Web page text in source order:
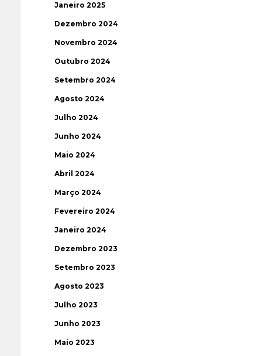
Janeiro 2025
Dezembro 2024
Novembro 2024
Outubro 2024
Setembro 2024
Agosto 2024
Julho 2024
Junho 2024
Maio 2024
Abril 2024
Março 2024
Fevereiro 2024
Janeiro 2024
Dezembro 2023
Setembro 2023
Agosto 2023
Julho 2023
Junho 2023
Maio 2023